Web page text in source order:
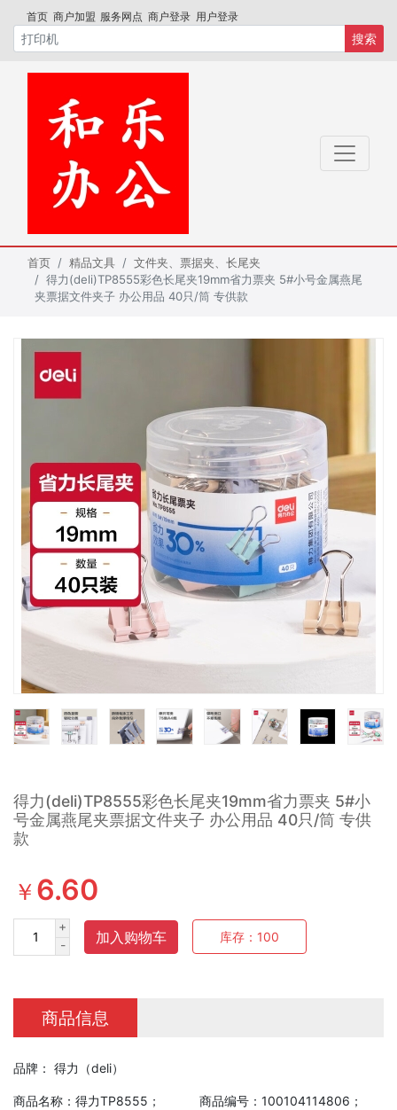
首页 商户加盟 服务网点 商户登录 用户登录
搜索
首页 精品文具
文件夹、票据夹、长尾夹
得力(deli)TP8555彩色长尾夹19mm省力票夹 5#小号金属燕尾
夹票据文件夹子 办公用品 40只/筒 专供款
得力(deli)TP8555彩色长尾夹19mm省力票夹 5#小
号金属燕尾夹票据文件夹子 办公用品 40只/筒 专供
款
￥ 6.60
+
-
加入购物车 库存： 100
商品信息
品牌： 得力（deli）
商品名称：得力TP8555； 商品编号：100104114806；